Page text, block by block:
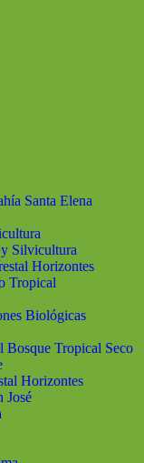
Santa Elena
y Silvicultura
Horizontes
Tropical
Biológicas
Bosque Tropical Seco
Horizontes
José